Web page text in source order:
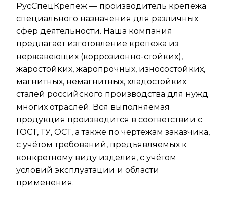
РусСпецКрепеж — производитель крепежа
специального назначения для различных
сфер деятельности. Наша компания
предлагает изготовление крепежа из
нержавеющих (коррозионно-стойких),
жаростойких, жаропрочных, износостойких,
магнитных, немагнитных, хладостойких
сталей российского производства для нужд
многих отраслей. Вся выполняемая
продукция производится в соответствии с
ГОСТ, ТУ, ОСТ, а также по чертежам заказчика,
с учётом требований, предъявляемых к
конкретному виду изделия, с учётом
условий эксплуатации и области
применения.